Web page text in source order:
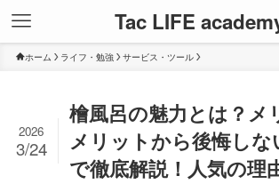
Tac LIFE
ホーム ライフ・勉強 サービス・ツール
檜風呂の魅力とは？メ
メリットから後悔しな
で徹底解説！人気の理
2026
3/24